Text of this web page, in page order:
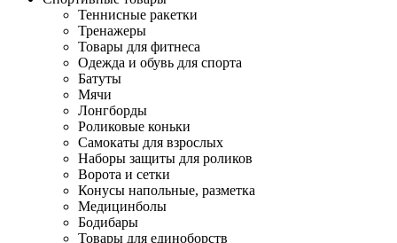
Теннисные ракетки
Тренажеры
Товары для фитнеса
Одежда и обувь для спорта
Батуты
Мячи
Лонгборды
Роликовые коньки
Самокаты для взрослых
Наборы защиты для роликов
Ворота и сетки
Конусы напольные, разметка
Медицинболы
Бодибары
Товары для единоборств